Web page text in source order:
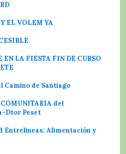
EL VOLEM YA
LA FIESTA FIN DE CURSO
Camino de Santiago
del
Dtor Peset
Entrelíneas: Alimentación y